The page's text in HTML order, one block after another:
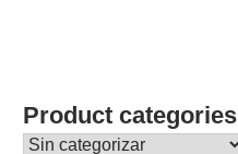
Product categories